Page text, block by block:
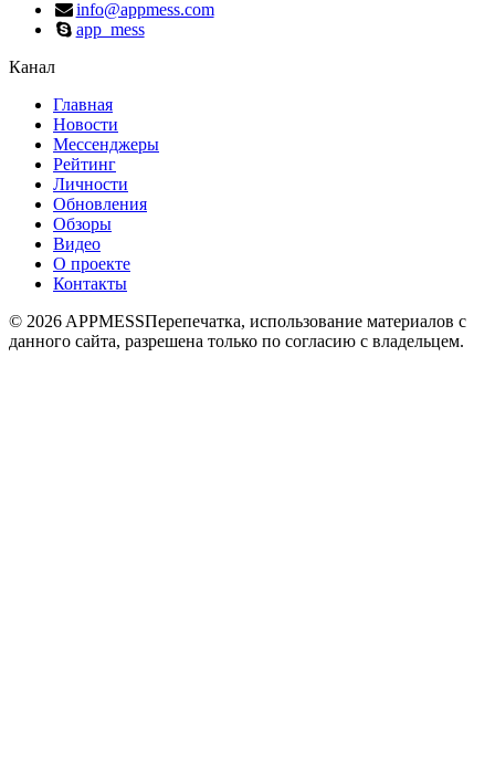
info@appmess.com
app_mess
Канал
Главная
Новости
Мессенджеры
Рейтинг
Личности
Обновления
Обзоры
Видео
О проекте
Контакты
© 2026 APPMESSПерепечатка, использование материалов с
данного сайта, разрешена только по согласию с владельцем.